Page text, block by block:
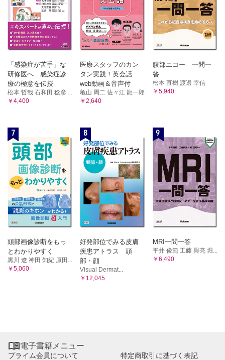
「感染症が苦手」な
研修医へ 感染症診
療の極意を伝授
松本 哲哉 石和田 稔彦 ...
￥4,400
医療スタッフのカン
タン実践！英会話
web動画＆音声付
亀山 周二 佐々江 龍一郎
￥2,640
腹部エコー 一問一
答
松本 直樹 渡邊 幸信
￥5,940
7
頭部画像診断をもっ
とわかりやすく
黒川 遼 神田 知紀 原田...
￥5,060
8
好発部位でみる皮膚
疾患アトラス 頭
部・顔
Visual Dermat...
￥12,045
9
MRI一問一答
平井 俊範 工藤 與亮 堀...
￥6,490
電子書籍メニュー
プライム会員について 特定商取引に基づく表記